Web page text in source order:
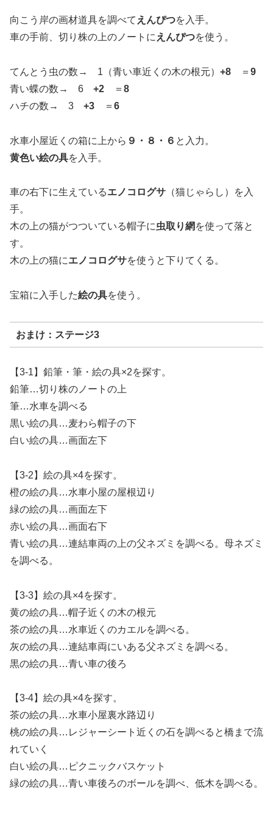
向こう岸の画材道具を調べて えんぴつを入手。
車の手前、切り株の上のノートに えんぴつを使う。
てんとう虫の数→ 1（青い車近くの木の根元） +8 ＝ 9
青い蝶の数→ 6 +2 ＝ 8
ハチの数→ 3 +3 ＝ 6
水車小屋近くの箱に上から ９・８・６ と入力。
黄色い絵の具を入手。
車の右下に生えているエノコログサ （猫じゃらし）を入
手。
木の上の猫がつついている帽子に虫取り網 を使って落と
す。
木の上の猫にエノコログサを使うと下りてくる。
宝箱に入手した絵の具を使う。
おまけ：ステージ3
【3-1】鉛筆・筆・絵の具×2を探す。
鉛筆…切り株のノートの上
筆…水車を調べる
黒い絵の具…麦わら帽子の下
白い絵の具…画面左下
【3-2】絵の具×4を探す。
橙の絵の具…水車小屋の屋根辺り
緑の絵の具…画面左下
赤い絵の具…画面右下
青い絵の具…連結車両の上の父ネズミを調べる。母ネズミ
を調べる。
【3-3】絵の具×4を探す。
黄の絵の具…帽子近くの木の根元
茶の絵の具…水車近くのカエルを調べる。
灰の絵の具…連結車両にいある父ネズミを調べる。
黒の絵の具…青い車の後ろ
【3-4】絵の具×4を探す。
茶の絵の具…水車小屋裏水路辺り
桃の絵の具…レジャーシート近くの石を調べると橋まで流
れていく
白い絵の具…ピクニックバスケット
緑の絵の具…青い車後ろのボールを調べ、低木を調べる。